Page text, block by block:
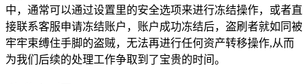
中，通常可以通过设置里的安全选项来进行冻结操作，或者直
接联系客服申请冻结账户，账户成功冻结后，盗刷者就如同被
牢牢束缚住手脚的盗贼，无法再进行任何资产转移操作,从而
为我们后续的处理工作争取到了宝贵的时间。